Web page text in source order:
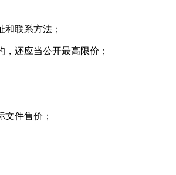
联系方法；
还应当公开最高限价；
件售价；